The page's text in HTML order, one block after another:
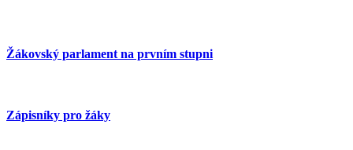
Žákovský parlament na prvním stupni
Zápisníky pro žáky